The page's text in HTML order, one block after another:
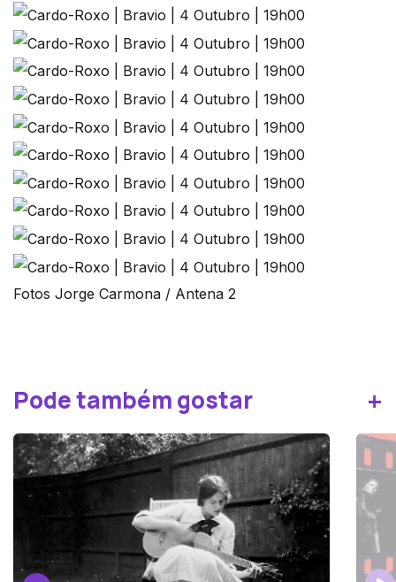
Fotos Jorge Carmona / Antena 2
Pode também gostar +